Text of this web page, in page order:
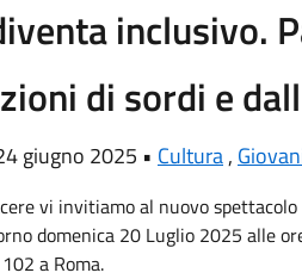
inclusivo.
di sordi e
giugno 2025 • Cultura,
vi invitiamo al nuovo
domenica 20 Luglio 2025 alle
a Roma.